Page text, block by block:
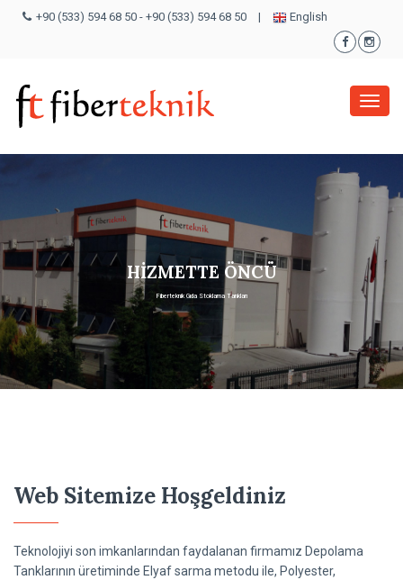
+90 (533) 594 68 50 - +90 (533) 594 68 50 | English
Menü
HİZMETTE ÖNCÜ
Fiberteknik Gıda Stoklama Tankları
Web Sitemize Hoşgeldiniz
Teknolojiyi son imkanlarından faydalanan firmamız Depolama
Tanklarının üretiminde Elyaf sarma metodu ile, Polyester,